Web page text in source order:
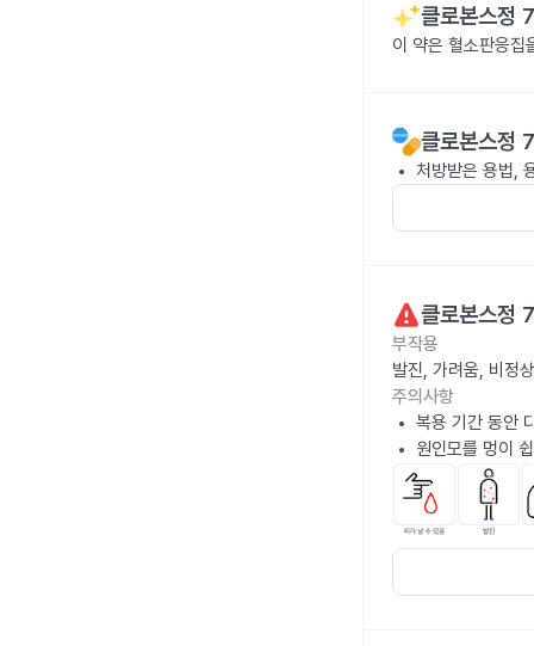
클로본스정
이 약은 혈소판응집
클로본스정
처방받은 용법,
클로본스정
부작용
발진, 가려움, 비정
주의사항
복용 기간 동안
원인모를 멍이